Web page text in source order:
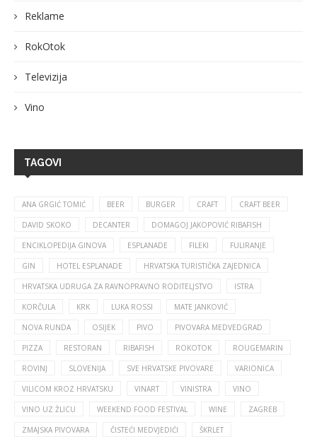
Reklame
RokOtok
Televizija
Vino
TAGOVI
ANA GRGIĆ TOMIĆ BEER BURGER CRAFT CRAFT BEER
DAVID SKOKO DECANTER DOMAGOJ JAKOPOVIĆ RIBAFISH
ENCIKLOPEDIJA GINOVA ESPLANADE FILEKI FULIRANJE
GIN HOTEL ESPLANADE HRVATSKA TURISTIČKA ZAJEDNICA
HRVATSKA UDRUGA ZA RAVNOPRAVNO RODITELJSTVO ISTRA
KORČULA KRK LUKA ROSSI MATE JANKOVIĆ
NOVA RUNDA OSIJEK PIVO PIVOVARA MEDVEDGRAD
PIZZA RESTORAN RIBAFISH ROKOTOK ROUGEMARIN
ROVINJ SLOVENIJA SVE HRVATSKE PIVOVARE VARIONICA
VILICOM KROZ HRVATSKU VINART VINISTRA VINO
VINO UZ ŽLICU WEEKEND FOOD FESTIVAL WINE ZAGREB
ZMAJSKA PIVOVARA ČISTEĆI MEDVJEDIĆI ŠKRLET